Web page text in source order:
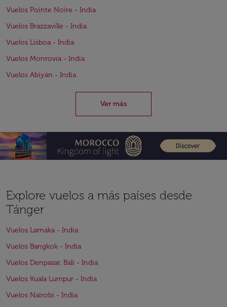
Vuelos Pointe Noire - India
Vuelos Brazzaville - India
Vuelos Lisboa - India
Vuelos Monrovia - India
Vuelos Abiyán - India
Ver más
Explore vuelos a más países desde
Tánger
Vuelos Larnaka - India
Vuelos Bangkok - India
Vuelos Denpasar, Bali - India
Vuelos Kuala Lumpur - India
Vuelos Nairobi - India